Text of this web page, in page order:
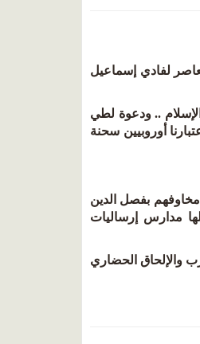
نقلا عن الخطاب العربي المعاصر لفادي إسماعيل
.. ودعوة لطي
أوروبيين سحنة
بفصل الدين
مدارس إرساليات
والإلحاق الحضاري